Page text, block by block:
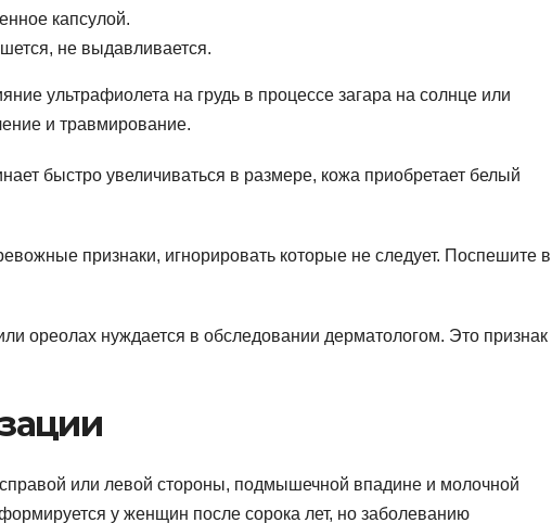
капсулой.
не выдавливается.
ультрафиолета на грудь в процессе загара на солнце или
и травмирование.
быстро увеличиваться в размере, кожа приобретает белый
признаки, игнорировать которые не следует. Поспешите в
ореолах нуждается в обследовании дерматологом. Это признак
или левой стороны, подмышечной впадине и молочной
у женщин после сорока лет, но заболеванию